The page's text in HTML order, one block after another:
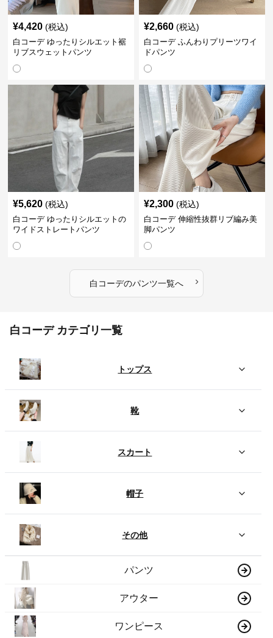
¥4,420 (税込)
白コーデ ゆったりシルエット裾
リブスウェットパンツ
¥2,660 (税込)
白コーデ ふんわりプリーツワイ
ドパンツ
¥5,620 (税込)
白コーデ ゆったりシルエットの
ワイドストレートパンツ
¥2,300 (税込)
白コーデ 伸縮性抜群リブ編み美
脚パンツ
白コーデのパンツ一覧へ ›
白コーデ カテゴリ一覧
トップス
靴
スカート
帽子
その他
パンツ
アウター
ワンピース